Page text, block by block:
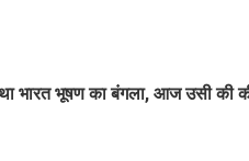
भारत भूषण का बंगला, आज उसी की